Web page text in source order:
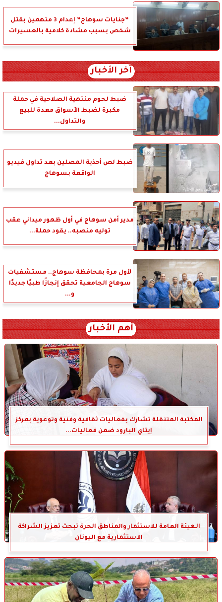
”جنايات سوهاج” إعدام 3 متهمين بقتل
شخص بسبب مشادة كلامية بالعسيرات
آخر الأخبار
ضبط لحوم منتهية الصلاحية في حملة
مكبرة لضبط الأسواق معدة للبيع
والتداول...
ضبط لص أحذية المصلين بعد تداول فيديو
الواقعة بسوهاج
مدير أمن سوهاج في أول ظهور ميداني عقب
توليه منصبه.. يقود حملة...
لأول مرة بمحافظة سوهاج.. مستشفيات
سوهاج الجامعية تحقق إنجازًا طبيًا جديدًا
و...
أهم الأخبار
المكتبة المتنقلة تشارك بفعاليات ثقافية وفنية وتوعوية بمركز
إيتاي البارود ضمن فعاليات...
الهيئة العامة للاستثمار والمناطق الحرة تبحث تعزيز الشراكة
الاستثمارية مع اليونان